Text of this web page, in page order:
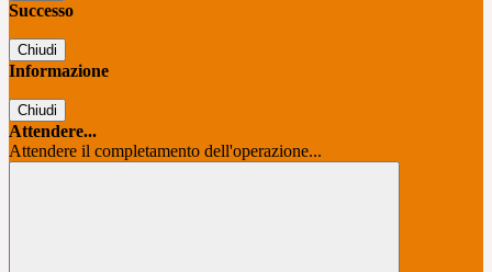
Successo
Chiudi
Informazione
Chiudi
Attendere...
Attendere il completamento dell'operazione...